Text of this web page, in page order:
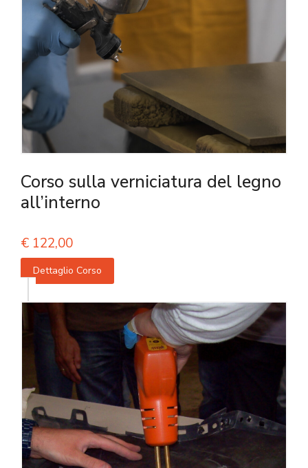
Corso sulla verniciatura del legno
all’interno
€ 122,00
Dettaglio Corso